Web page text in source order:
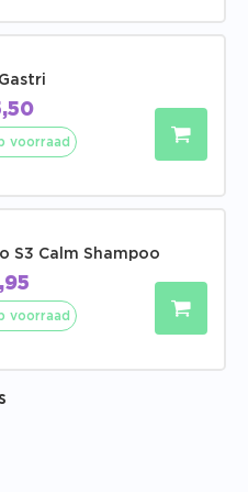
voorraad
S3 Calm Shampoo
voorraad